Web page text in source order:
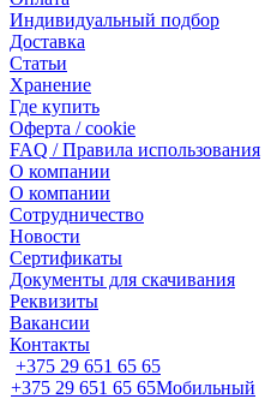
Индивидуальный подбор
Доставка
Статьи
Хранение
Где купить
Оферта / cookie
FAQ / Правила использования
О компании
О компании
Сотрудничество
Новости
Сертификаты
Документы для скачивания
Реквизиты
Вакансии
Контакты
+375 29 651 65 65
+375 29 651 65 65Мобильный